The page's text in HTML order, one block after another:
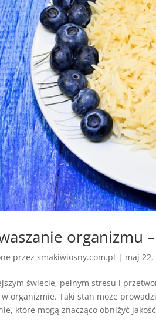
organizmu
przezsmakiwiosny.com.pl | maj 22,
świecie, pełnym stresu i
w organizmie. Taki stan może
które mogą znacząco obniżyć